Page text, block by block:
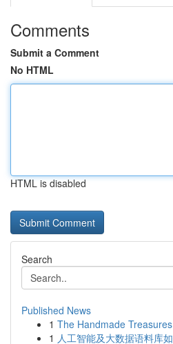
Comments
Submit a Comment
No HTML
HTML is disabled
Search
Published News
1 The Handmade
1 人工智能及大数据语料库